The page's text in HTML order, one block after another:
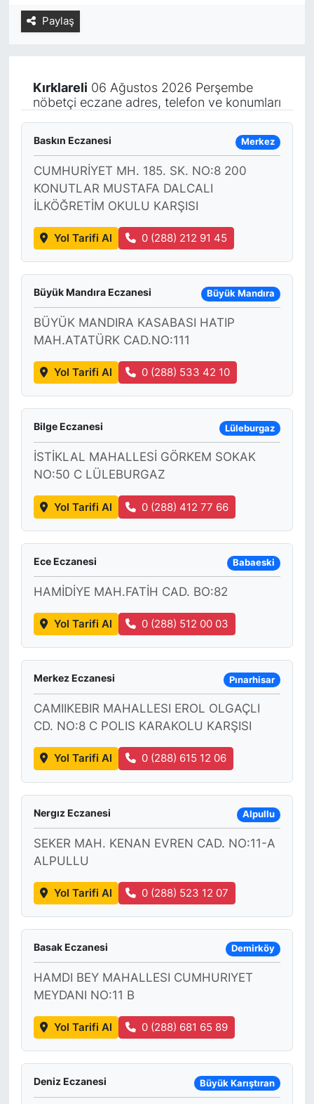
Paylaş
Kırklareli 06 Ağustos 2026 Perşembe
nöbetçi eczane adres, telefon ve konumları
Baskın Eczanesi Merkez
CUMHURİYET MH. 185. SK. NO:8 200
KONUTLAR MUSTAFA DALCALI
İLKÖĞRETİM OKULU KARŞISI
Yol Tarifi Al 0 (288) 212 91 45
Büyük Mandıra Eczanesi Büyük Mandıra
BÜYÜK MANDIRA KASABASI HATIP
MAH.ATATÜRK CAD.NO:111
Yol Tarifi Al 0 (288) 533 42 10
Bilge Eczanesi Lüleburgaz
İSTİKLAL MAHALLESİ GÖRKEM SOKAK
NO:50 C LÜLEBURGAZ
Yol Tarifi Al 0 (288) 412 77 66
Ece Eczanesi Babaeski
HAMİDİYE MAH.FATİH CAD. BO:82
Yol Tarifi Al 0 (288) 512 00 03
Merkez Eczanesi Pınarhisar
CAMIIKEBIR MAHALLESI EROL OLGAÇLI
CD. NO:8 C POLIS KARAKOLU KARŞISI
Yol Tarifi Al 0 (288) 615 12 06
Nergız Eczanesi Alpullu
SEKER MAH. KENAN EVREN CAD. NO:11-A
ALPULLU
Yol Tarifi Al 0 (288) 523 12 07
Basak Eczanesi Demirköy
HAMDI BEY MAHALLESI CUMHURIYET
MEYDANI NO:11 B
Yol Tarifi Al 0 (288) 681 65 89
Deniz Eczanesi Büyük Karıştıran
Yurt Dışı Fuarlar
Spor
KÜLTÜR SANAT
SAVUNMA SANAYİ
FUAR HABERLERİ
FUAR TAKVİMİ
Amerika Fuarları
FUAR RAPORU
FESTİVAL HABERLERİ
FESTİVAL TAKVİMİ
KONGRE HABERLERİ
KONGRE TAKVİMİ
RÖPORTAJLAR
BİYOGRAFİLER